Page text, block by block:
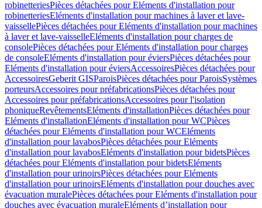
robinetteriesPièces détachées pour Eléments d'installation pour
robinetteriesEléments d'installation pour machines à laver et lave-
vaissellePièces détachées pour Eléments d'installation pour machines
à laver et lave-vaisselleEléments d'installation pour charges de
consolePièces détachées pour Eléments d'installation pour charges
de consoleEléments d'installation pour éviersPièces détachées pour
Eléments d'installation pour éviersAccessoiresPièces détachées pour
AccessoiresGeberit GISParoisPièces détachées pour ParoisSystèmes
porteursAccessoires pour préfabricationsPièces détachées pour
Accessoires pour préfabricationsAccessoires pour l'isolation
phoniqueRevêtementsEléments d'installationPièces détachées pour
Eléments d'installationEléments d'installation pour WCPièces
détachées pour Eléments d'installation pour WCEléments
d'installation pour lavabosPièces détachées pour Eléments
d'installation pour lavabosEléments d'installation pour bidetsPièces
détachées pour Eléments d'installation pour bidetsEléments
d'installation pour urinoirsPièces détachées pour Eléments
d'installation pour urinoirsEléments d'installation pour douches avec
évacuation muralePièces détachées pour Eléments d'installation pour
douches avec évacuation muraleEléments d’installation pour